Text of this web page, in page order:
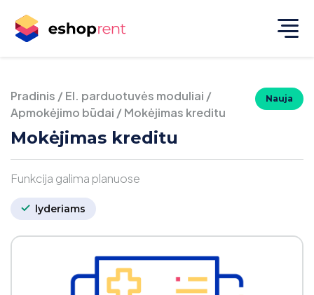
Nauja
Pradinis /El. parduotuvės moduliai /
Apmokėjimo būdai /Mokėjimas kreditu
Mokėjimas kreditu
Funkcija galima planuose
lyderiams